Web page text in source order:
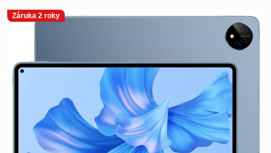
Záruka 2 roky